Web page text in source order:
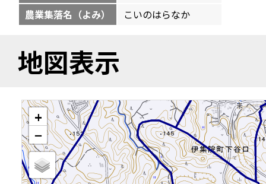
農業集落名（よみ）
こいのはらなか
地図表示
+
−